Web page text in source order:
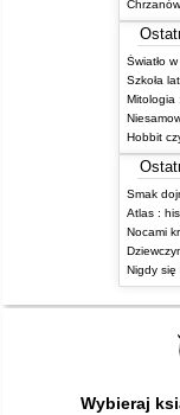
Światło
Szkoła
Hobbit
Smak
Atlas :
Nocami
Nigdy
Wybieraj